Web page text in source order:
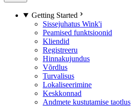
Getting Started
Sissejuhatus Wink'i
Peamised funktsioonid
Kliendid
Registreeru
Hinnakujundus
Võrdlus
Turvalisus
Lokaliseerimine
Keskkonnad
Andmete kustutamise taotlus